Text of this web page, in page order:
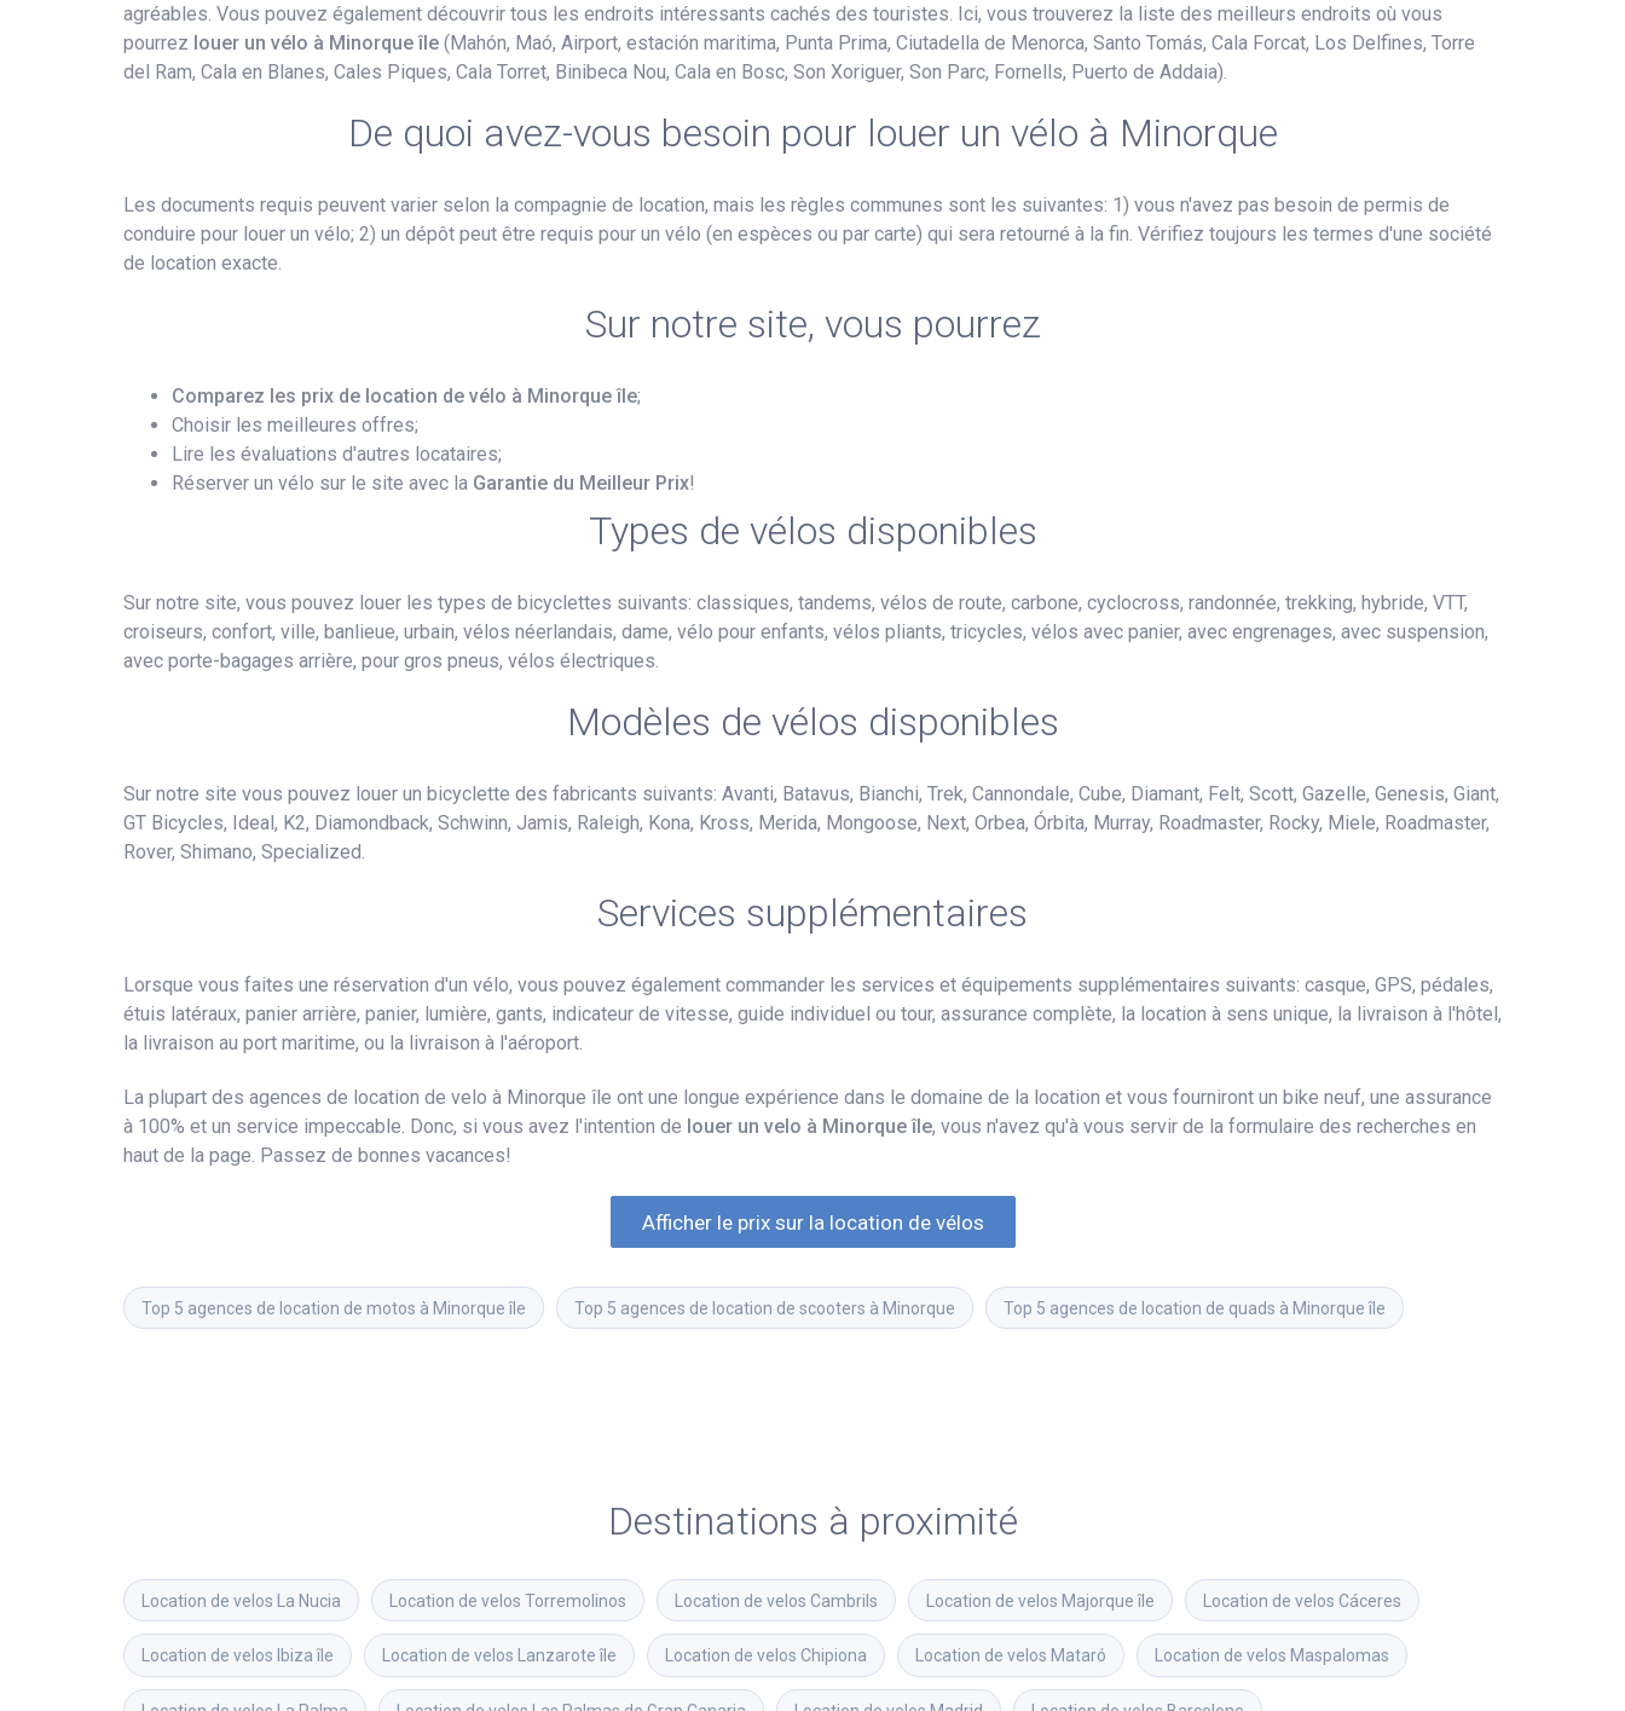
agréables. Vous pouvez également découvrir tous les endroits intéressants cachés des touristes. Ici, vous trouverez la liste des meilleurs endroits où vous
pourrez louer un vélo​ à Minorque île (Mahón, Maó, Airport, estación maritima, Punta Prima, Ciutadella de Menorca, Santo Tomás, Cala Forcat, Los Delfines, Torre
del Ram, Cala en Blanes, Cales Piques, Cala Torret, Binibeca Nou, Cala en Bosc, Son Xoriguer, Son Parc, Fornells, Puerto de Addaia).
De quoi avez-vous besoin pour louer un vélo à Minorque
Les documents requis peuvent varier selon la compagnie de location, mais les règles communes sont les suivantes: 1) vous n'avez pas besoin de permis de
conduire pour louer un vélo; 2) un dépôt peut être requis pour un vélo (en espèces ou par carte) qui sera retourné à la fin. Vérifiez toujours les termes d'une société
de location exacte.
Sur notre site, vous pourrez
Comparez les prix de location de vélo à Minorque île;
Choisir les meilleures offres;
Lire les évaluations d'autres locataires;
Réserver un vélo sur le site avec la Garantie du Meilleur Prix!
Types de vélos disponibles
Sur notre site, vous pouvez louer les types de bicyclettes suivants: classiques, tandems, vélos de route, carbone, cyclocross, randonnée, trekking, hybride, VTT,
croiseurs, confort, ville, banlieue, urbain, vélos néerlandais, dame, vélo pour enfants, vélos pliants, tricycles, vélos avec panier, avec engrenages, avec suspension,
avec porte-bagages arrière, pour gros pneus, vélos électriques.
Modèles de vélos disponibles
Sur notre site vous pouvez louer un bicyclette des fabricants suivants: Avanti, Batavus, Bianchi, Trek, Cannondale, Cube, Diamant, Felt, Scott, Gazelle, Genesis, Giant,
GT Bicycles, Ideal, K2, Diamondback, Schwinn, Jamis, Raleigh, Kona, Kross, Merida, Mongoose, Next, Orbea, Órbita, Murray, Roadmaster, Rocky, Miele, Roadmaster,
Rover, Shimano, Specialized.
Services supplémentaires
Lorsque vous faites une réservation d'un vélo, vous pouvez également commander les services et équipements supplémentaires suivants: casque, GPS, pédales,
étuis latéraux, panier arrière, panier, lumière, gants, indicateur de vitesse, guide individuel ou tour, assurance complète, la location à sens unique, la livraison à l'hôtel,
la livraison au port maritime, ou la livraison à l'aéroport.
La plupart des agences de location de velo à Minorque île ont une longue expérience dans le domaine de la location et vous fourniront un bike neuf, une assurance
à 100% et un service impeccable. Donc, si vous avez l'intention de louer un velo à Minorque île, vous n'avez qu'à vous servir de la formulaire des recherches en
haut de la page. Passez de bonnes vacances!
Afficher le prix sur la location de vélos
Top 5 agences de location de motos à Minorque île Top 5 agences de location de scooters à Minorque Top 5 agences de location de quads à Minorque île
Destinations à proximité
Location de velos La Nucia Location de velos Torremolinos Location de velos Cambrils Location de velos Majorque île Location de velos Cáceres
Location de velos Ibiza île Location de velos Lanzarote île Location de velos Chipiona Location de velos Mataró Location de velos Maspalomas